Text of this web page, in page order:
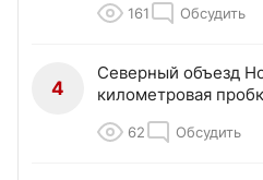
161 Обсудить
4
Северный объезд
километровая
62 Обсудить